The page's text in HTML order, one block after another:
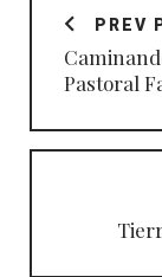
entradasPREV
Pastoral